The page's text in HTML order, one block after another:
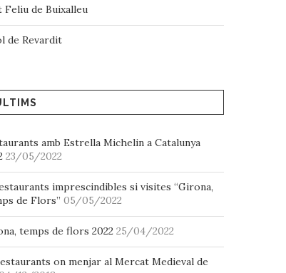
Feliu de Buixalleu
de Revardit
amb Estrella Michelin a Catalunya
23/05/2022
imprescindibles si visites “Girona,
de Flors” 05/05/2022
temps de flors 2022 25/04/2022
on menjar al Mercat Medieval de